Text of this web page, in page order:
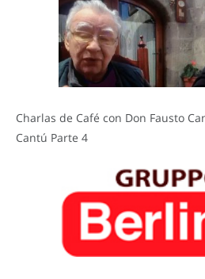
Charlas de Café con Don Fausto
Cantú Parte 4